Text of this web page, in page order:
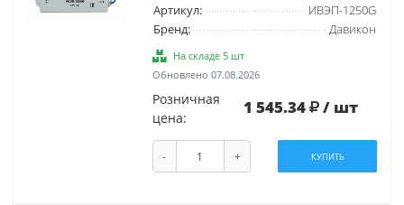
Артикул:
ИВЭП-1250G
Бренд:
Давикон
На складе 5 шт
Обновлено 07.08.2026
Розничная
цена:
1 545.34 / шт
- + КУПИТЬ